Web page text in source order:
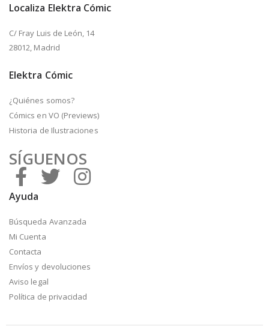
Localiza Elektra Cómic
C/ Fray Luis de León, 14
28012, Madrid
Elektra Cómic
¿Quiénes somos?
Cómics en VO (Previews)
Historia de Ilustraciones
SÍGUENOS
Ayuda
Búsqueda Avanzada
Mi Cuenta
Contacta
Envíos y devoluciones
Aviso legal
Política de privacidad